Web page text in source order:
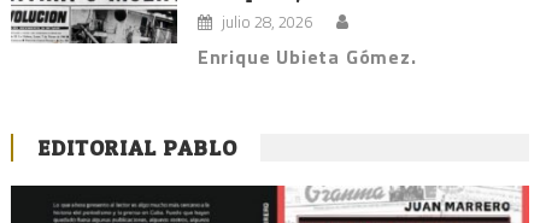
julio 28, 2026
Enrique Ubieta Gómez.
EDITORIAL PABLO